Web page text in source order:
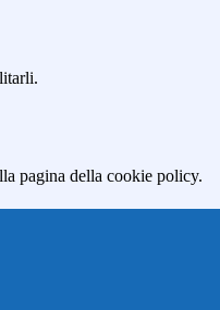
pagina della cookie policy.